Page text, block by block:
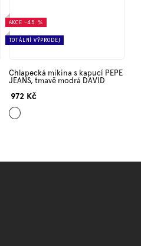
AKCE –45 %
TOTÁLNÍ VÝPRODEJ
Chlapecká mikina s kapucí PEPE
JEANS, tmavě modrá DAVID
972 Kč
Tmavě
modrá